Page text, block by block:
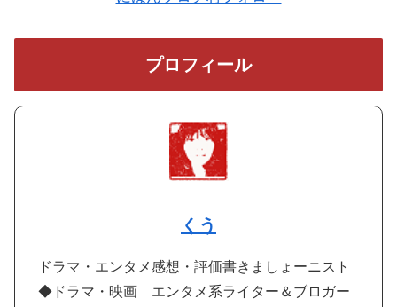
プロフィール
くう
ドラマ・エンタメ感想・評価書きましょーニスト
◆ドラマ・映画 エンタメ系ライター＆ブロガー